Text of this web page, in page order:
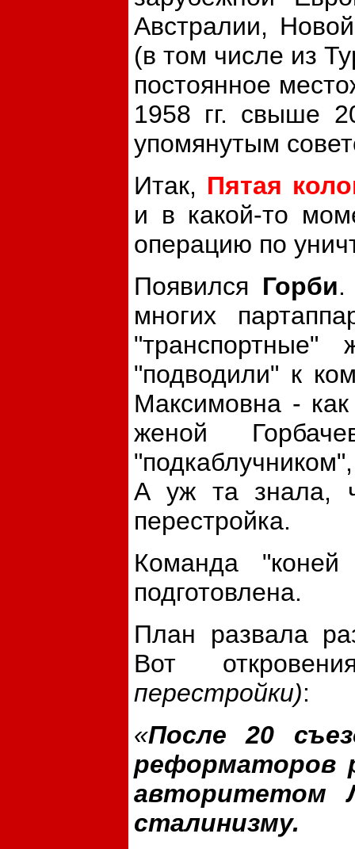
Австралии,
(в том числе из
постоянное
1958 гг. свыше
упомянутым
Итак, Пятая
и в какой-то
операцию по
Появился Горби.
многих
"подводили" к
Максимовна -
женой
А уж та знала,
перестройка.
Команда
подготовлена.
План развала
Вот
перестройки):
«После 20
реформаторов
авторитетом
сталинизму.